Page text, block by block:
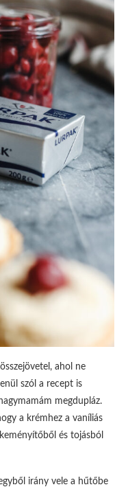
ahol ne
szól a recept is
megdupláz.
a krémhez a vaníliás
és tojásból
irány vele a hűtőbe